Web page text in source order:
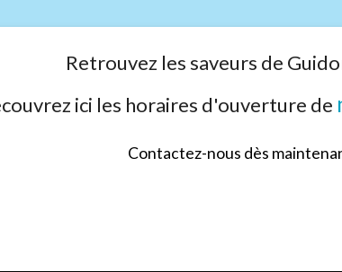
Retrouvez les saveurs de
ici les horaires d'ouverture de
Contactez-nous dès